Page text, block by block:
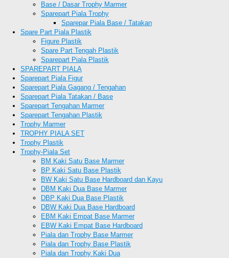
Base / Dasar Trophy Marmer
Sparepart Piala Trophy
Sparepar Piala Base / Tatakan
Spare Part Piala Plastik
Figure Plastik
Spare Part Tengah Plastik
Sparepart Piala Plastik
SPAREPART PIALA
Sparepart Piala Figur
Sparepart Piala Gagang / Tengahan
Sparepart Piala Tatakan / Base
Sparepart Tengahan Marmer
Sparepart Tengahan Plastik
Trophy Marmer
TROPHY PIALA SET
Trophy Plastik
Trophy-Piala Set
BM Kaki Satu Base Marmer
BP Kaki Satu Base Plastik
BW Kaki Satu Base Hardboard dan Kayu
DBM Kaki Dua Base Marmer
DBP Kaki Dua Base Plastik
DBW Kaki Dua Base Hardboard
EBM Kaki Empat Base Marmer
EBW Kaki Empat Base Hardboard
Piala dan Trophy Base Marmer
Piala dan Trophy Base Plastik
Piala dan Trophy Kaki Dua